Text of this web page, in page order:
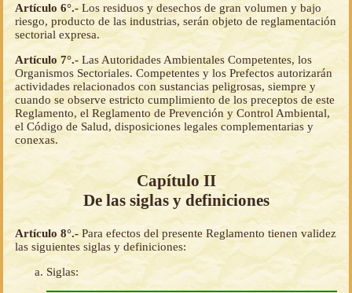
Artículo 6°.- Los residuos y desechos de gran volumen y bajo
riesgo, producto de las industrias, serán objeto de reglamentación
sectorial expresa.
Artículo 7°.- Las Autoridades Ambientales Competentes, los
Organismos Sectoriales. Competentes y los Prefectos autorizarán
actividades relacionados con sustancias peligrosas, siempre y
cuando se observe estricto cumplimiento de los preceptos de este
Reglamento, el Reglamento de Prevención y Control Ambiental,
el Código de Salud, disposiciones legales complementarias y
conexas.
Capítulo II
De las siglas y definiciones
Artículo 8°.- Para efectos del presente Reglamento tienen validez
las siguientes siglas y definiciones:
Siglas: